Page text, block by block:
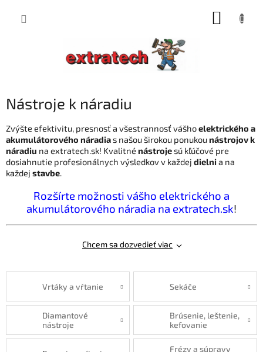
Nástroje k náradiu
Zvýšte efektivitu, presnosť a všestrannosť vášhoelektrického a
akumulátorového náradias našou širokou ponukounástrojov k
náradiu na extratech.sk! Kvalitné nástrojesú kľúčové pre
dosiahnutie profesionálnych výsledkov v každej dielnia na
každej stavbe.
Rozšírte možnosti vášho elektrického a
akumulátorového náradia na extratech.sk!
Chcem sa dozvedieť viac
Vrtáky a vŕtanie Sekáče
Diamantové
nástroje
Brúsenie, leštenie,
kefovanie
Frézy a súpravy